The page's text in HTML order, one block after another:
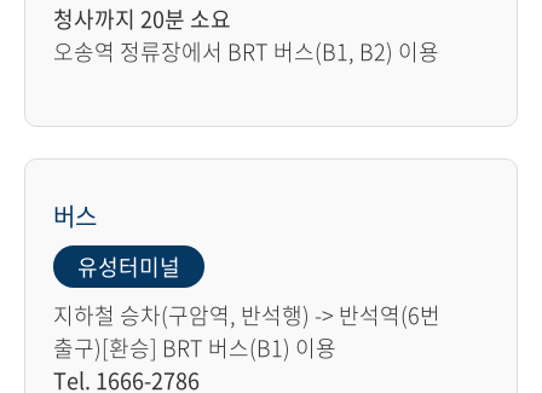
청사까지 20분 소요
오송역 정류장에서 BRT 버스(B1, B2) 이용
버스
유성터미널
지하철 승차(구암역, 반석행) -> 반석역(6번
출구)[환승] BRT 버스(B1) 이용
Tel. 1666-2786